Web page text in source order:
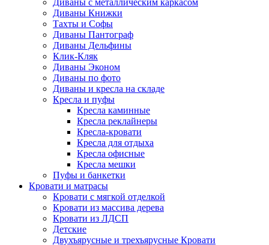
Диваны с металлическим каркасом
Диваны Книжки
Тахты и Софы
Диваны Пантограф
Диваны Дельфины
Клик-Кляк
Диваны Эконом
Диваны по фото
Диваны и кресла на складе
Кресла и пуфы
Кресла каминные
Кресла реклайнеры
Кресла-кровати
Кресла для отдыха
Кресла офисные
Кресла мешки
Пуфы и банкетки
Кровати и матрасы
Кровати с мягкой отделкой
Кровати из массива дерева
Кровати из ЛДСП
Детские
Двухъярусные и трехъярусные Кровати